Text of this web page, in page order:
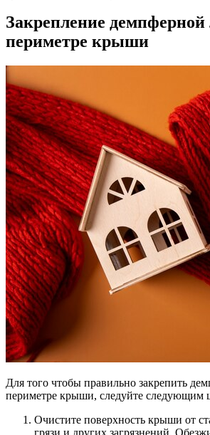
Закрепление
периметре крыши
Для того чтобы правильно закрепить
периметре крыши, следуйте следующим
Очистите поверхность крыши от